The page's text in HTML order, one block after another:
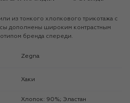
из тонкого хлопкового трикотажа с
дополнены широким контрастным
бренда спереди.
Zegna
Хаки
Хлопок: 90%; Эластан